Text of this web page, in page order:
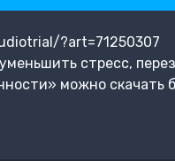
?art=71250307
стресс,
можно скачать